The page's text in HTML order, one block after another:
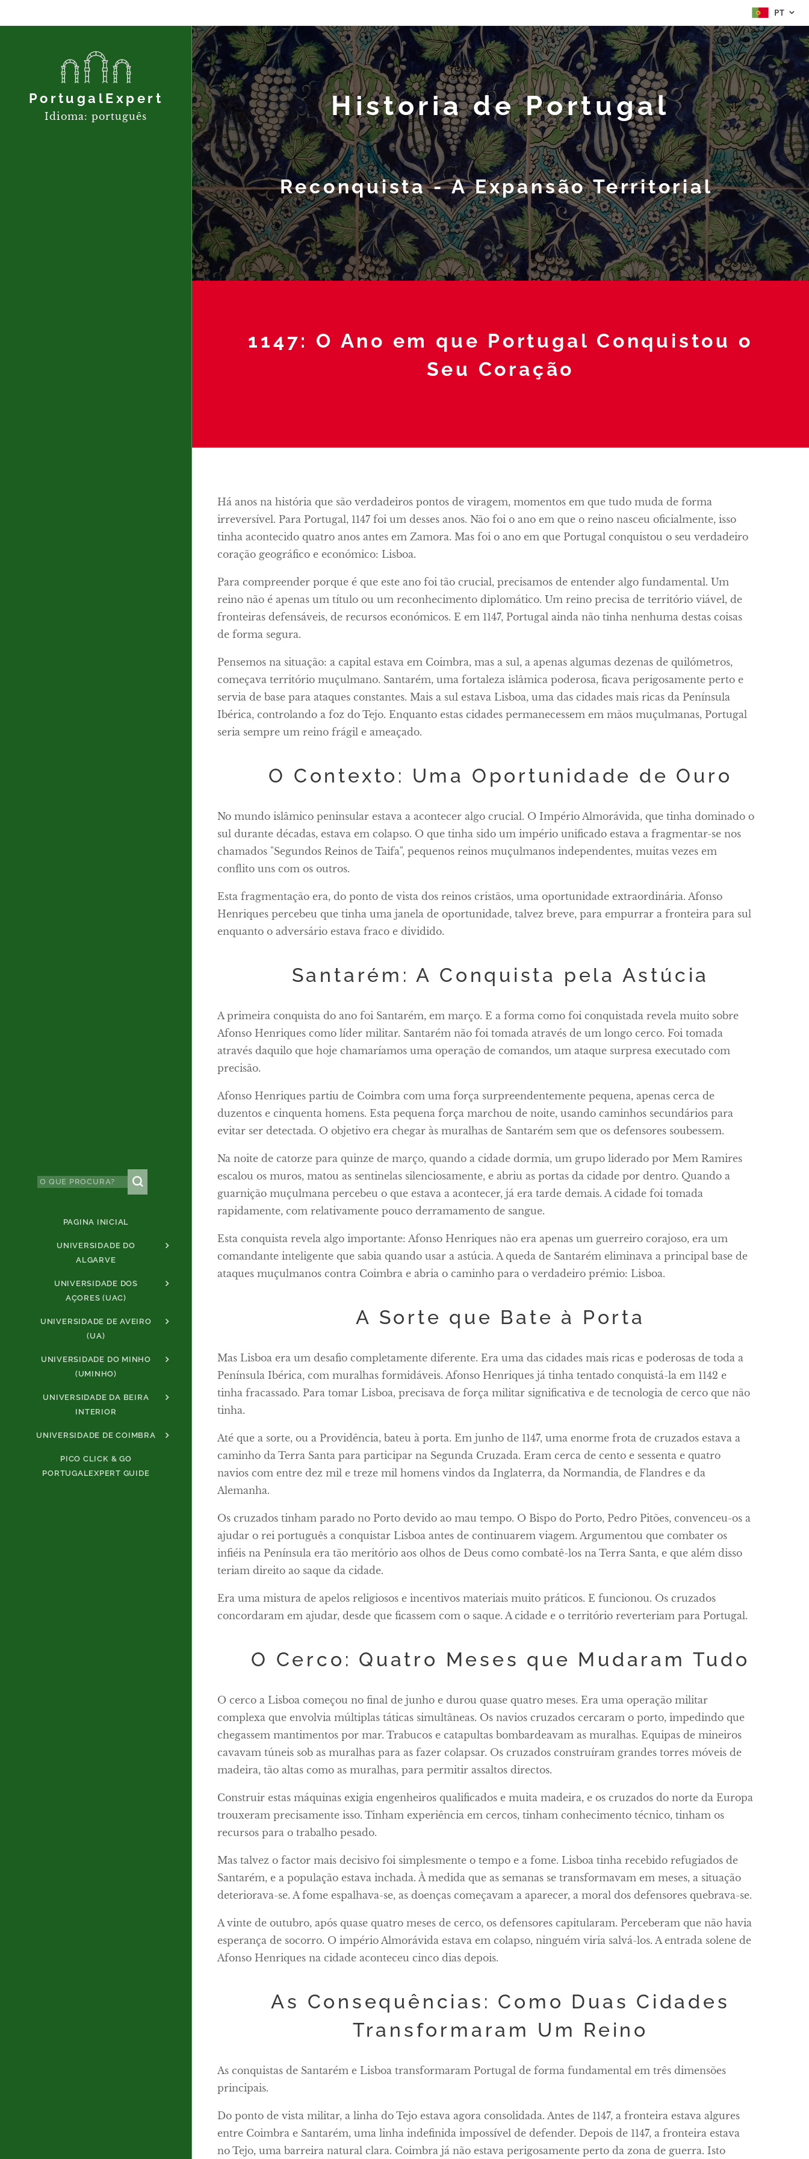
PT
PortugalExpert
Idioma: português
PAGINA INICIAL
UNIVERSIDADE DO
ALGARVE
UNIVERSIDADE DOS
AÇORES (UAC)
UNIVERSIDADE DE AVEIRO
(UA)
UNIVERSIDADE DO MINHO
(UMINHO)
UNIVERSIDADE DA BEIRA
INTERIOR
UNIVERSIDADE DE COIMBRA
PICO CLICK & GO
PORTUGALEXPERT GUIDE
Historia de Portugal
Reconquista -A Expansão Territorial
1147: O Ano em que Portugal Conquistou o
Seu Coração
Há anos na história que são verdadeiros pontos de viragem, momentos em que tudo muda de forma
irreversível. Para Portugal, 1147 foi um desses anos. Não foi o ano em que o reino nasceu oficialmente, isso
tinha acontecido quatro anos antes em Zamora. Mas foi o ano em que Portugal conquistou o seu verdadeiro
coração geográfico e económico: Lisboa.
Para compreender porque é que este ano foi tão crucial, precisamos de entender algo fundamental. Um
reino não é apenas um título ou um reconhecimento diplomático. Um reino precisa de território viável, de
fronteiras defensáveis, de recursos económicos. E em 1147, Portugal ainda não tinha nenhuma destas coisas
de forma segura.
Pensemos na situação: a capital estava em Coimbra, mas a sul, a apenas algumas dezenas de quilómetros,
começava território muçulmano. Santarém, uma fortaleza islâmica poderosa, ficava perigosamente perto e
servia de base para ataques constantes. Mais a sul estava Lisboa, uma das cidades mais ricas da Península
Ibérica, controlando a foz do Tejo. Enquanto estas cidades permanecessem em mãos muçulmanas, Portugal
seria sempre um reino frágil e ameaçado.
O Contexto: Uma Oportunidade de Ouro
No mundo islâmico peninsular estava a acontecer algo crucial. O Império Almorávida, que tinha dominado o
sul durante décadas, estava em colapso. O que tinha sido um império unificado estava a fragmentar-se nos
chamados "Segundos Reinos de Taifa", pequenos reinos muçulmanos independentes, muitas vezes em
conflito uns com os outros.
Esta fragmentação era, do ponto de vista dos reinos cristãos, uma oportunidade extraordinária. Afonso
Henriques percebeu que tinha uma janela de oportunidade, talvez breve, para empurrar a fronteira para sul
enquanto o adversário estava fraco e dividido.
Santarém: A Conquista pela Astúcia
A primeira conquista do ano foi Santarém, em março. E a forma como foi conquistada revela muito sobre
Afonso Henriques como líder militar. Santarém não foi tomada através de um longo cerco. Foi tomada
através daquilo que hoje chamaríamos uma operação de comandos, um ataque surpresa executado com
precisão.
Afonso Henriques partiu de Coimbra com uma força surpreendentemente pequena, apenas cerca de
duzentos e cinquenta homens. Esta pequena força marchou de noite, usando caminhos secundários para
evitar ser detectada. O objetivo era chegar às muralhas de Santarém sem que os defensores soubessem.
Na noite de catorze para quinze de março, quando a cidade dormia, um grupo liderado por Mem Ramires
escalou os muros, matou as sentinelas silenciosamente, e abriu as portas da cidade por dentro. Quando a
guarnição muçulmana percebeu o que estava a acontecer, já era tarde demais. A cidade foi tomada
rapidamente, com relativamente pouco derramamento de sangue.
Esta conquista revela algo importante: Afonso Henriques não era apenas um guerreiro corajoso, era um
comandante inteligente que sabia quando usar a astúcia. A queda de Santarém eliminava a principal base de
ataques muçulmanos contra Coimbra e abria o caminho para o verdadeiro prémio: Lisboa.
A Sorte que Bate à Porta
Mas Lisboa era um desafio completamente diferente. Era uma das cidades mais ricas e poderosas de toda a
Península Ibérica, com muralhas formidáveis. Afonso Henriques já tinha tentado conquistá-la em 1142 e
tinha fracassado. Para tomar Lisboa, precisava de força militar significativa e de tecnologia de cerco que não
tinha.
Até que a sorte, ou a Providência, bateu à porta. Em junho de 1147, uma enorme frota de cruzados estava a
caminho da Terra Santa para participar na Segunda Cruzada. Eram cerca de cento e sessenta e quatro
navios com entre dez mil e treze mil homens vindos da Inglaterra, da Normandia, de Flandres e da
Alemanha.
Os cruzados tinham parado no Porto devido ao mau tempo. O Bispo do Porto, Pedro Pitões, convenceu-os a
ajudar o rei português a conquistar Lisboa antes de continuarem viagem. Argumentou que combater os
infiéis na Península era tão meritório aos olhos de Deus como combatê-los na Terra Santa, e que além disso
teriam direito ao saque da cidade.
Era uma mistura de apelos religiosos e incentivos materiais muito práticos. E funcionou. Os cruzados
concordaram em ajudar, desde que ficassem com o saque. A cidade e o território reverteriam para Portugal.
O Cerco: Quatro Meses que Mudaram Tudo
O cerco a Lisboa começou no final de junho e durou quase quatro meses. Era uma operação militar
complexa que envolvia múltiplas táticas simultâneas. Os navios cruzados cercaram o porto, impedindo que
chegassem mantimentos por mar. Trabucos e catapultas bombardeavam as muralhas. Equipas de mineiros
cavavam túneis sob as muralhas para as fazer colapsar. Os cruzados construíram grandes torres móveis de
madeira, tão altas como as muralhas, para permitir assaltos directos.
Construir estas máquinas exigia engenheiros qualificados e muita madeira, e os cruzados do norte da Europa
trouxeram precisamente isso. Tinham experiência em cercos, tinham conhecimento técnico, tinham os
recursos para o trabalho pesado.
Mas talvez o factor mais decisivo foi simplesmente o tempo e a fome. Lisboa tinha recebido refugiados de
Santarém, e a população estava inchada. À medida que as semanas se transformavam em meses, a situação
deteriorava-se. A fome espalhava-se, as doenças começavam a aparecer, a moral dos defensores quebrava-se.
A vinte de outubro, após quase quatro meses de cerco, os defensores capitularam. Perceberam que não havia
esperança de socorro. O império Almorávida estava em colapso, ninguém viria salvá-los. A entrada solene de
Afonso Henriques na cidade aconteceu cinco dias depois.
As Consequências: Como Duas Cidades
Transformaram Um Reino
As conquistas de Santarém e Lisboa transformaram Portugal de forma fundamental em três dimensões
principais.
Do ponto de vista militar, a linha do Tejo estava agora consolidada. Antes de 1147, a fronteira estava algures
entre Coimbra e Santarém, uma linha indefinida impossível de defender. Depois de 1147, a fronteira estava
no Tejo, uma barreira natural clara. Coimbra já não estava perigosamente perto da zona de guerra. Isto